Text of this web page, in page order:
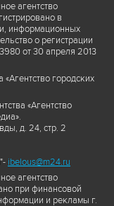
агентство
в
информационных
о регистрации
от 30 апреля 2013
городских
«Агентство
д. 24, стр. 2
ibelous@m24.ru
агентство
при финансовой
и рекламы г.